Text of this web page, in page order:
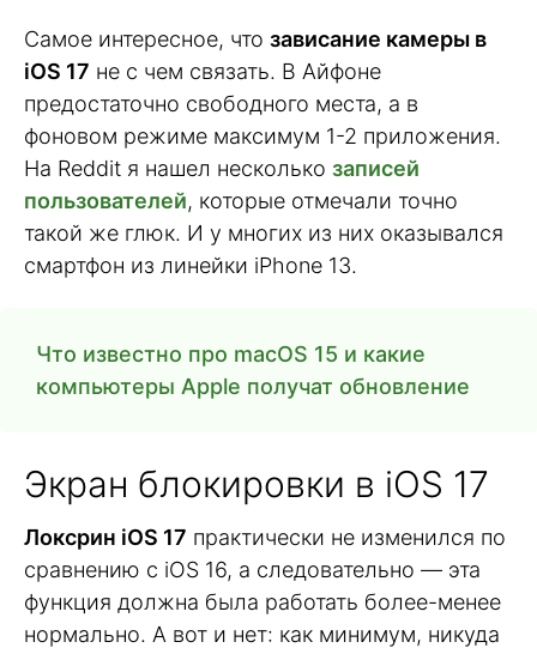
Самое интересное, что зависание камеры в
iOS 17 не с чем связать. В Айфоне
предостаточно свободного места, а в
фоновом режиме максимум 1-2 приложения.
На Reddit я нашел несколько записей
пользователей, которые отмечали точно
такой же глюк. И у многих из них оказывался
смартфон из линейки iPhone 13.
Что известно про macOS 15 и какие
компьютеры Apple получат обновление
Экран блокировки в iOS 17
Локсрин iOS 17 практически не изменился по
сравнению с iOS 16, а следовательно — эта
функция должна была работать более-менее
нормально. А вот и нет: как минимум, никуда